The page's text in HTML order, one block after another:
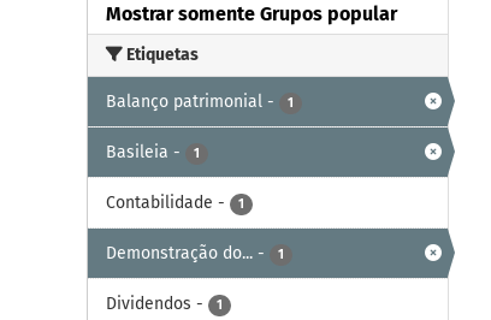
Mostrar somente Grupos popular
Etiquetas
Balanço patrimonial - 1
Basileia - 1
Contabilidade - 1
Demonstração do... - 1
Dividendos - 1